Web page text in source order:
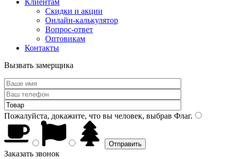
Клиентам
Скидки и акции
Онлайн-калькулятор
Вопрос-ответ
Оптовикам
Контакты
Вызвать замерщика
Пожалуйста, докажите, что вы человек, выбрав Флаг.
Заказать звонок